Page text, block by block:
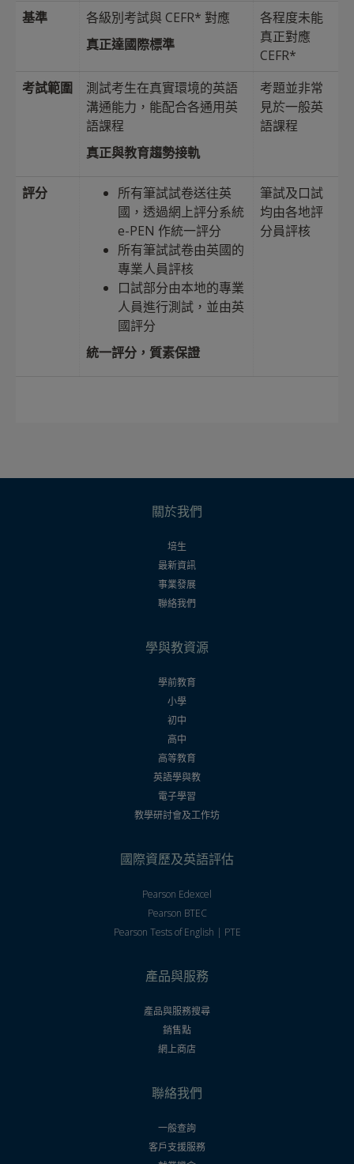
基準
各級別考試與 CEFR* 對應
真正達國際標準
各程度未能
真正對應
CEFR*
考試範圍
測試考生在真實環境的英語
溝通能力，能配合各通用英
語課程
真正與教育趨勢接軌
考題並非常
見於一般英
語課程
評分
所有筆試試卷送往英
國，透過網上評分系統
e-PEN 作統一評分
所有筆試試卷由英國的
專業人員評核
口試部分由本地的專業
人員進行測試，並由英
國評分
統一評分，質素保證
筆試及口試
均由各地評
分員評核
關於我們
培生
最新資訊
事業發展
聯絡我們
學與教資源
學前教育
小學
初中
高中
高等教育
英語學與教
電子學習
教學研討會及工作坊
國際資歷及英語評估
Pearson Edexcel
Pearson BTEC
Pearson Tests of English | PTE
產品與服務
產品與服務搜尋
銷售點
網上商店
聯絡我們
一般查詢
客戶支援服務